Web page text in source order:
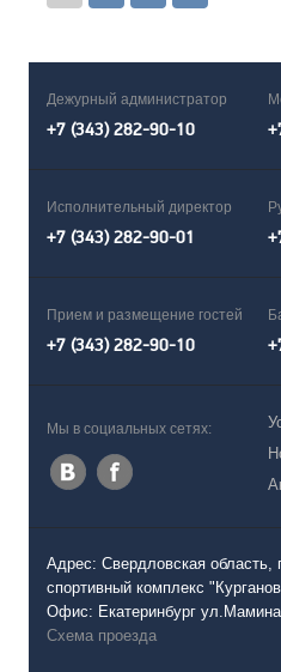
Дежурный администратор
+7 (343) 282-90-10
Исполнительный директор
+7 (343) 282-90-01
Прием и размещение гостей
+7 (343) 282-90-10
Мы в социальных сетях:
Адрес: Свердловская область,
спортивный комплекс
Офис: Екатеринбург
Схема проезда